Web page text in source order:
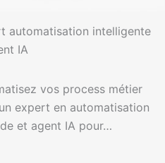
automatisation intelligente
IA
vos process métier
expert en automatisation
et agent IA pour…